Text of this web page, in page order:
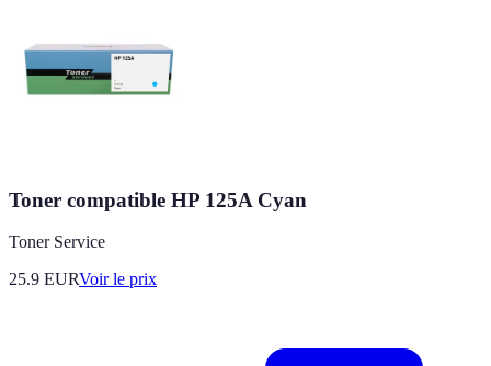
Toner compatible HP 125A Cyan
Toner Service
25.9 EURVoir le prix